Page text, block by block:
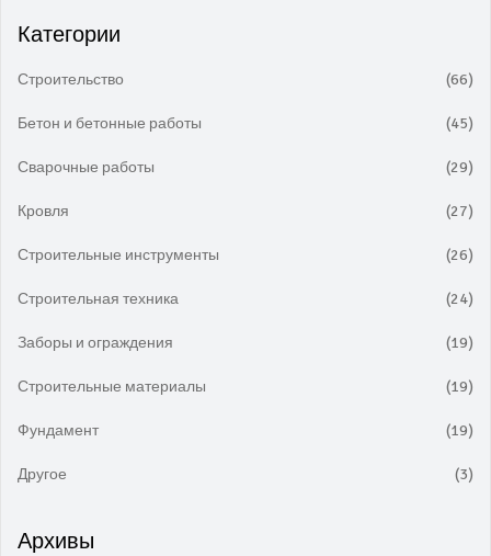
Категории
Строительство (66)
Бетон и бетонные работы (45)
Сварочные работы (29)
Кровля (27)
Строительные инструменты (26)
Строительная техника (24)
Заборы и ограждения (19)
Строительные материалы (19)
Фундамент (19)
Другое (3)
Архивы